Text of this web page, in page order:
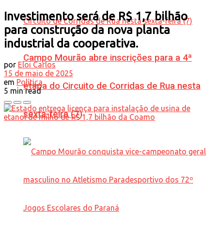
Campo Mourão abre inscrições para a 4ª
etapa do Circuito de Corridas de Rua nesta
sexta-feira (7)
Investimento será de R$ 1,7 bilhão
para construção da nova planta
industrial da cooperativa.
por Eloi Carlos
15 de maio de 2025
em Política
5 min read